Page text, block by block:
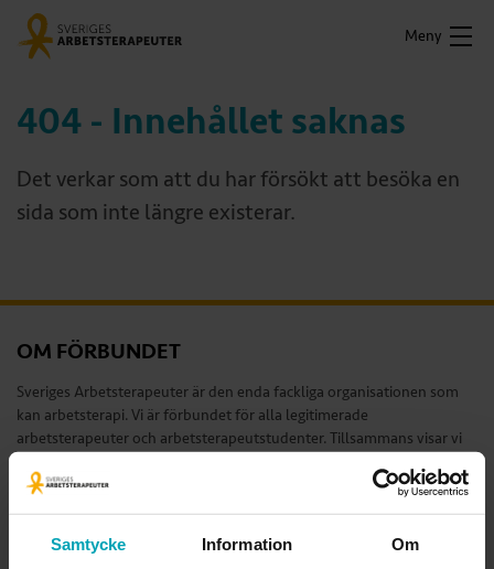
Samtycke Information Om
Meny
404 - Innehållet saknas
Det verkar som att du har försökt att besöka en
sida som inte längre existerar.
OM FÖRBUNDET
Sveriges Arbetsterapeuter är den enda fackliga organisationen som
kan arbetsterapi. Vi är förbundet för alla legitimerade
arbetsterapeuter och arbetsterapeutstudenter. Tillsammans visar vi
arbetsterapeuter.
Ansvarig utgivare webben
Lena Gennemark Edsbäcker